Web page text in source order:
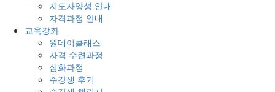
지도자양성 안내
자격과정 안내
교육강좌
원데이클래스
자격 수련과정
심화과정
수강생 후기